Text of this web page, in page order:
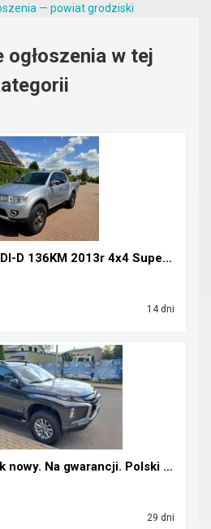
— powiat grodziski
ogłoszenia w tej
Mitsubishi L200 2.5 DI-D 136KM 2013r 4x4 Super Sel...
14 dni
Mitsubishi L 200. Jak nowy. Na gwarancji. Polski s...
29 dni